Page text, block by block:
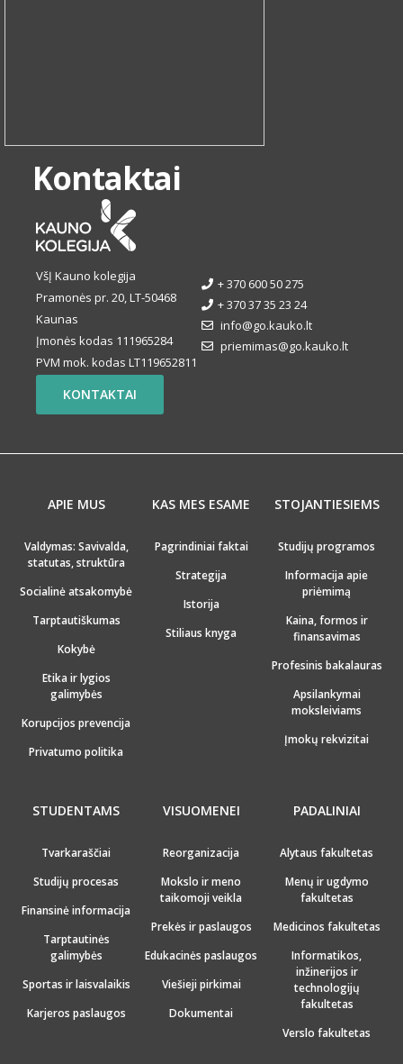
Kontaktai
VšĮ Kauno kolegija
Pramonės pr. 20, LT-50468
Kaunas
Įmonės kodas 111965284
PVM mok. kodas LT119652811
+ 370 600 50 275
+ 370 37 35 23 24
info@go.kauko.lt
priemimas@go.kauko.lt
KONTAKTAI
APIE MUS
Valdymas: Savivalda,
statutas, struktūra
Socialinė atsakomybė
Tarptautiškumas
Kokybė
Etika ir lygios
galimybės
Korupcijos prevencija
Privatumo politika
KAS MES ESAME
Pagrindiniai faktai
Strategija
Istorija
Stiliaus knyga
STOJANTIESIEMS
Studijų programos
Informacija apie
priėmimą
Kaina, formos ir
finansavimas
Profesinis bakalauras
Apsilankymai
moksleiviams
Įmokų rekvizitai
STUDENTAMS
Tvarkaraščiai
Studijų procesas
Finansinė informacija
Tarptautinės
galimybės
Sportas ir laisvalaikis
Karjeros paslaugos
VISUOMENEI
Reorganizacija
Mokslo ir meno
taikomoji veikla
Prekės ir paslaugos
Edukacinės paslaugos
Viešieji pirkimai
Dokumentai
PADALINIAI
Alytaus fakultetas
Menų ir ugdymo
fakultetas
Medicinos fakultetas
Informatikos,
inžinerijos ir
technologijų
fakultetas
Verslo fakultetas